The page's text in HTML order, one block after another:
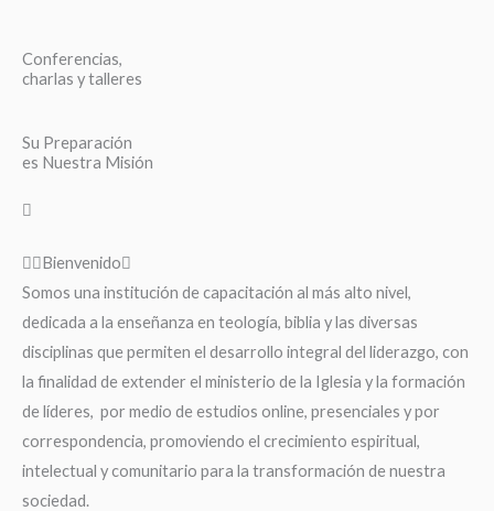
Conferencias,
charlas y talleres
Su Preparación
es Nuestra Misión
Bienvenido
Somos una institución de capacitación al más alto nivel,
dedicada a la enseñanza en teología, biblia y las diversas
disciplinas que permiten el desarrollo integral del liderazgo, con
la finalidad de extender el ministerio de la Iglesia y la formación
de líderes, por medio de estudios online, presenciales y por
correspondencia, promoviendo el crecimiento espiritual,
intelectual y comunitario para la transformación de nuestra
sociedad.